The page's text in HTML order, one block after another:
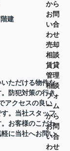
から
お問
い合
わせ
売却
相談
賃貸
管理
相談
フォ
ーム
から
お問
い合
わせ
建
ただける物件な
防犯対策の行き
アクセスの良い
。当社スタッフ
お客様のこだわ
に当社へお問い